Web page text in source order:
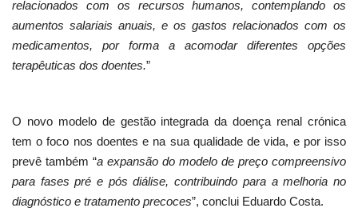
relacionados com os recursos humanos, contemplando os
aumentos salariais anuais, e os gastos relacionados com os
medicamentos, por forma a acomodar diferentes opções
terapêuticas dos doentes.”
O novo modelo de gestão integrada da doença renal crónica
tem o foco nos doentes e na sua qualidade de vida, e por isso
prevê também “a expansão do modelo de preço compreensivo
para fases pré e pós diálise, contribuindo para a melhoria no
diagnóstico e tratamento precoces”, conclui Eduardo Costa.